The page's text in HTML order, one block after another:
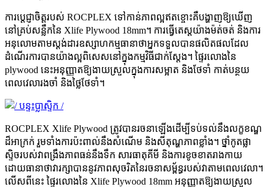
ការប្តេជ្ញាចិត្តរបស់ ROCPLEX ទៅកាន់ភាពល្អឥតខ្ចោះគឺបង្ហាញឱ្យឃើញ
នៅគ្រប់សន្លឹកនៃ Xlife Plywood 18mm។ ការធ្វើតេស្តយ៉ាងម៉ត់ចត់ និងការ
អនុលោមតាមស្តង់ដារឧស្សាហកម្មធានាថាអ្នកទទួលបានផលិតផលដែល
ដំណើរការបានយ៉ាងល្អពិសេសនៅក្នុងកម្មវិធីជាក់ស្តែង។ ផ្ទៃរលោងនៃ
plywood នេះអនុញ្ញាតឱ្យងាយស្រួលក្នុងការសម្អាត និងថែទាំ កាត់បន្ថយ
ពេលវេលារងចាំ និងថ្លៃថែទាំ។
ROCPLEX Xlife Plywood ត្រូវបានរចនាឡើងដើម្បីទប់ទល់នឹងលក្ខខណ្ឌ
ដ៏អាក្រក់ រួមទាំងការប៉ះពាល់នឹងសំណើម និងសីតុណ្ហភាពខ្លាំង។ ថ្នាំកូតផ្លា
ស្ទិចរបស់វាពង្រឹងភាពធន់នឹងទឹក សារធាតុគីមី និងការខូចខាតរាងកាយ
ដោយធានាថាវារក្សាបាននូវភាពសុចរិតនៃរចនាសម្ព័ន្ធរបស់វាតាមពេលវេលា។
លើសពីនេះ ផ្ទៃរលោងនៃ Xlife Plywood 18mm អនុញ្ញាតឱ្យងាយស្រួល